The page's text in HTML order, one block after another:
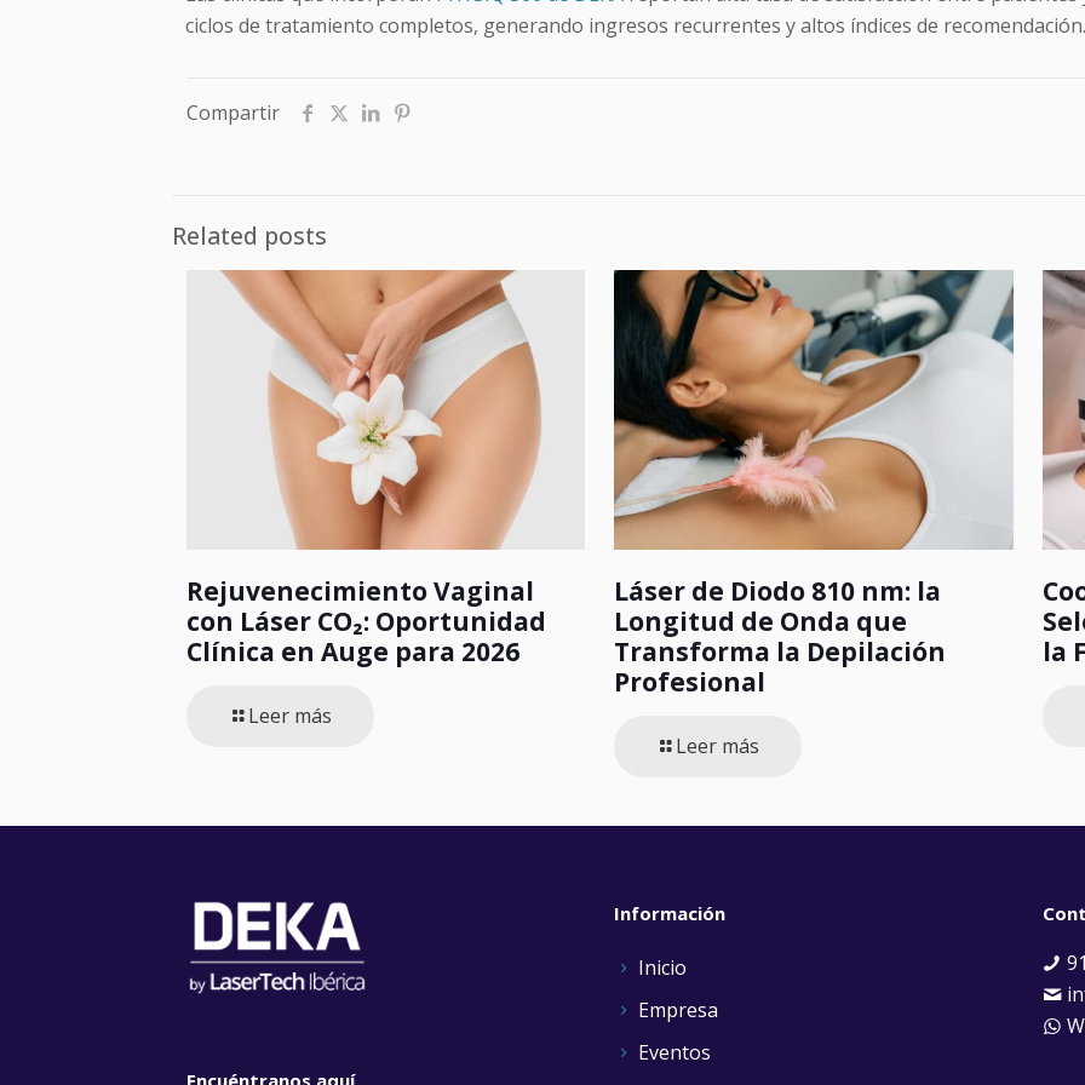
ciclos de tratamiento completos, generando ingresos recurrentes y altos índices de recomendación.
Compartir
Related posts
Rejuvenecimiento Vaginal
con Láser CO₂: Oportunidad
Clínica en Auge para 2026
Leer más
Láser de Diodo 810 nm: la
Longitud de Onda que
Transforma la Depilación
Profesional
Leer más
la
Información
Inicio
Empresa
Eventos